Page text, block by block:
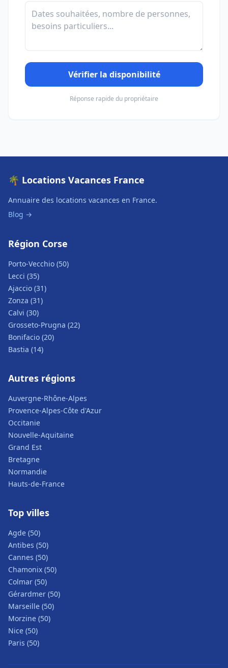
Vérifier la disponibilité
Réponse rapide du propriétaire
🌴 Locations Vacances France
Annuaire des locations vacances en France.
Blog →
Région Corse
Porto-Vecchio (50)
Lecci (35)
Ajaccio (31)
Zonza (31)
Calvi (30)
Grosseto-Prugna (22)
Bonifacio (20)
Bastia (14)
Autres régions
Auvergne-Rhône-Alpes
Provence-Alpes-Côte d'Azur
Occitanie
Nouvelle-Aquitaine
Grand Est
Bretagne
Normandie
Hauts-de-France
Top villes
Agde (50)
Antibes (50)
Cannes (50)
Chamonix (50)
Colmar (50)
Gérardmer (50)
Marseille (50)
Morzine (50)
Nice (50)
Paris (50)